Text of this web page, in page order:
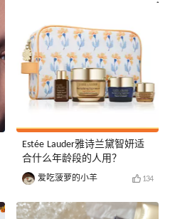
Estée Lauder雅诗兰黛智妍适
合什么年龄段的人用？
爱吃菠萝的小羊 134